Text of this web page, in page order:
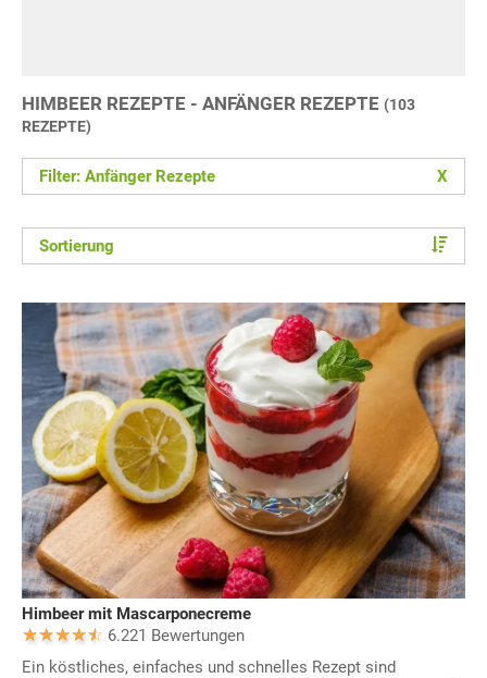
HIMBEER REZEPTE - ANFÄNGER REZEPTE (103
REZEPTE)
Filter: Anfänger Rezepte X
Sortierung
Himbeer mit Mascarponecreme
6.221 Bewertungen
Ein köstliches, einfaches und schnelles Rezept sind